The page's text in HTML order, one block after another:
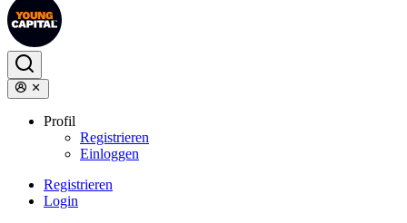
Profil
Registrieren
Einloggen
Registrieren
Login